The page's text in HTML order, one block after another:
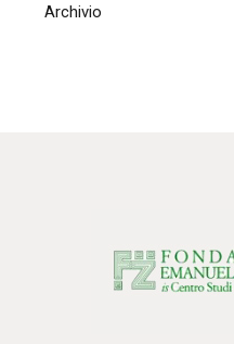
Archivio